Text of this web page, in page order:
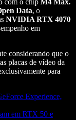
Data, o
NVIDIA RTX 4070
em
considerando que o
placas de vídeo da
para
Experience,
em RTX 50 e